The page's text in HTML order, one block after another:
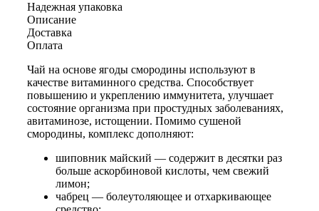
Надежная упаковка
Описание
Доставка
Оплата
Чай на основе ягоды смородины используют в
качестве витаминного средства. Способствует
повышению и укреплению иммунитета, улучшает
состояние организма при простудных заболеваниях,
авитаминозе, истощении. Помимо сушеной
смородины, комплекс дополняют:
шиповник майский — содержит в десятки раз
больше аскорбиновой кислоты, чем свежий
лимон;
чабрец — болеутоляющее и отхаркивающее